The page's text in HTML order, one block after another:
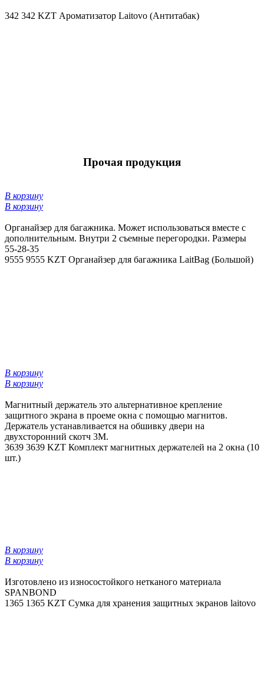
342 342 KZT Ароматизатор Laitovo (Антитабак)
Прочая продукция
В корзину
В корзину
Органайзер для багажника. Может использоваться вместе с
дополнительным. Внутри 2 съемные перегородки. Размеры
55-28-35
9555 9555 KZT Органайзер для багажника LaitBag (Большой)
В корзину
В корзину
Магнитный держатель это альтернативное крепление
защитного экрана в проеме окна с помощью магнитов.
Держатель устанавливается на обшивку двери на
двухсторонний скотч 3М.
3639 3639 KZT Комплект магнитных держателей на 2 окна (10
шт.)
В корзину
В корзину
Изготовлено из износостойкого нетканого материала
SPANBOND
1365 1365 KZT Сумка для хранения защитных экранов laitovo